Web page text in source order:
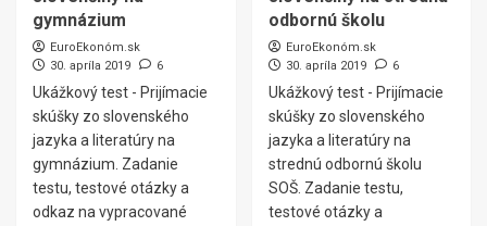
gymnázium
EuroEkonóm.sk
30. apríla 2019
6
Ukážkový test - Prijímacie
skúšky zo slovenského
jazyka a literatúry na
gymnázium. Zadanie
testu, testové otázky a
odkaz na vypracované
odbornú školu
EuroEkonóm.sk
30. apríla 2019
6
Ukážkový test - Prijímacie
skúšky zo slovenského
jazyka a literatúry na
strednú odbornú školu
SOŠ. Zadanie testu,
testové otázky a